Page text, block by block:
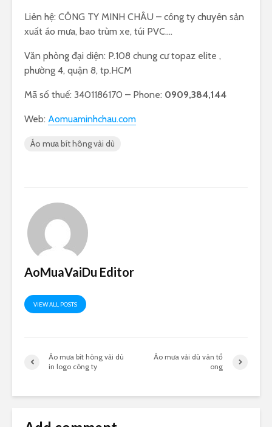
Liên hệ: CÔNG TY MINH CHÂU – công ty chuyên sản
xuất áo mưa, bao trùm xe, túi PVC….
Văn phòng đại diện: P.108 chung cư topaz elite ,
phường 4, quận 8, tp.HCM
Mã số thuế: 3401186170 – Phone: 0909,384,144
Web: Aomuaminhchau.com
Áo mưa bít hông vải dù
AoMuaVaiDu Editor
VIEW ALL POSTS
Áo mưa bít hông vải dù
in logo công ty
Áo mưa vải dù vân tổ
ong